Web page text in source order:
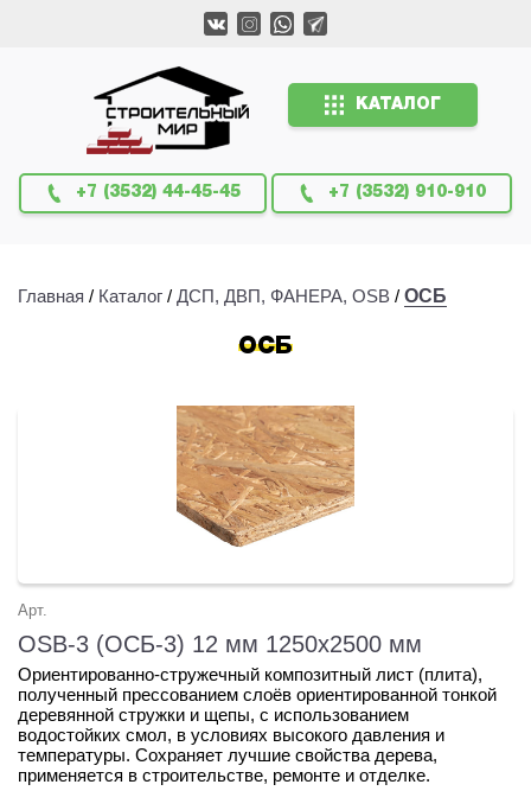
КАТАЛОГ
+7 (3532) 44-45-45 +7 (3532) 910-910
Главная / Каталог / ДСП, ДВП, ФАНЕРА, OSB / ОСБ
ОСБ
Арт.
OSB-3 (ОСБ-3) 12 мм 1250х2500 мм
Ориентированно-стружечный композитный лист (плита),
полученный прессованием слоёв ориентированной тонкой
деревянной стружки и щепы, с использованием
водостойких смол, в условиях высокого давления и
температуры. Сохраняет лучшие свойства дерева,
применяется в строительстве, ремонте и отделке.